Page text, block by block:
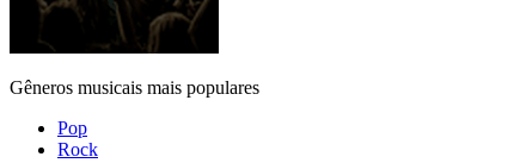
Gêneros musicais mais populares
Pop
Rock